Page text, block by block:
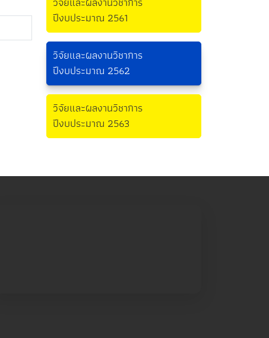
ปีงบประมาณ 2561
วิจัยและผลงานวิชาการ
ปีงบประมาณ 2562
วิจัยและผลงานวิชาการ
ปีงบประมาณ 2563